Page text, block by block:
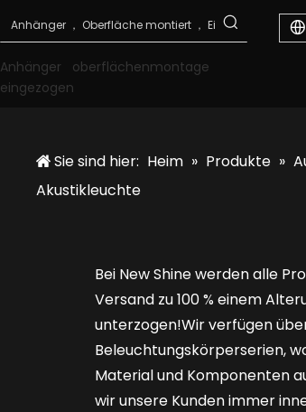
Anhänger
oberflächenmontage
eingezogen
Sie sind hier: Heim » Produkte »
Akustikleuchte
Bei New Shine werden alle
Versand zu 100 % einem
unterzogen!Wir verfügen
Beleuchtungskörperserien,
Material und Komponenten
wir unsere Kunden immer